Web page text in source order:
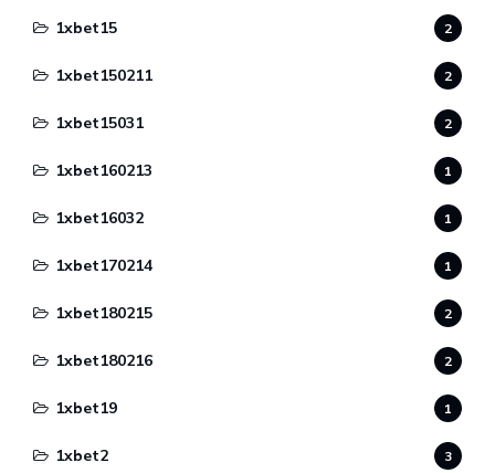
1xbet15 2
1xbet150211 2
1xbet15031 2
1xbet160213 1
1xbet16032 1
1xbet170214 1
1xbet180215 2
1xbet180216 2
1xbet19 1
1xbet2 3